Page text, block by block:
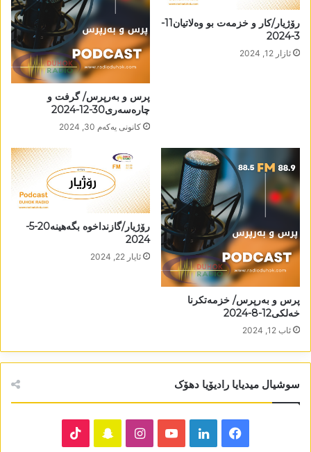
رۆژیار/کار و خزمەت بو وەلاتیان11-
3-2024
ئازار 12, 2024
پرس و بەرپرس/ گرفت و
چارەسەری30-12-2024
كانونی یه‌كه‌م 30, 2024
پرس و بەرپرس/ خزمەتکرنا
خەلکی12-8-2024
ئاب 12, 2024
رۆژیار/گازنداخوە بگەھینە20-5-
2024
ئایار 22, 2024
سوشیال میدیایا رادیۆیا دھۆک
Facebook
LinkedIn
YouTube
Instagram
Snapchat